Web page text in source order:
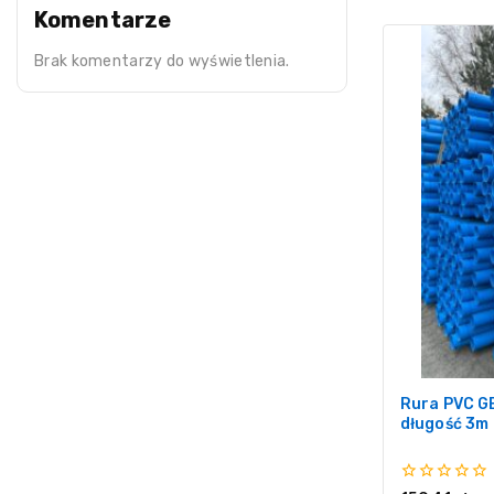
Rura PVC
długość 3m
Komentarze
Brak komentarzy do wyświetlenia.